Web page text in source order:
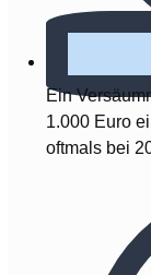
Ein
1.000 Euro
oftmals bei